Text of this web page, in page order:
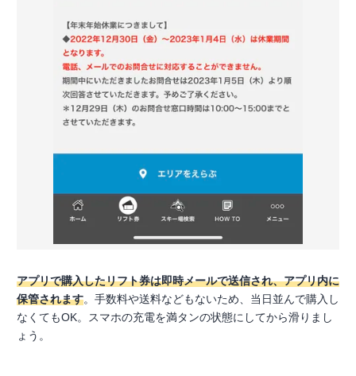
アプリで購入したリフト券は即時メールで送信され、アプリ内に
保管されます。手数料や送料などもないため、当日並んで購入し
なくてもOK。スマホの充電を満タンの状態にしてから滑りまし
ょう。